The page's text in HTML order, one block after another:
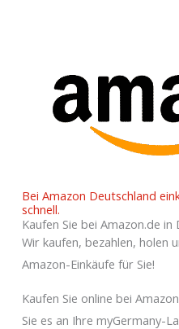
Bei Amazon Deutschland
schnell.
Kaufen Sie bei Amazon.de in
Wir kaufen, bezahlen, holen
Amazon-Einkäufe für Sie!
Kaufen Sie online bei
Sie es an Ihre myGermany-